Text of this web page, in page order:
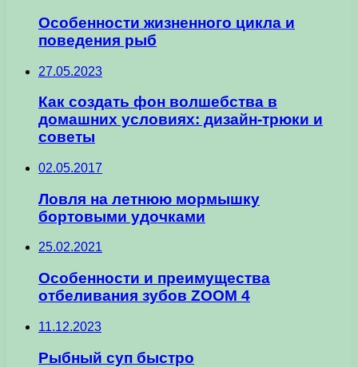
Особенности жизненного цикла и
поведения рыб
27.05.2023
Как создать фон волшебства в
домашних условиях: дизайн-трюки и
советы
02.05.2017
Ловля на летнюю мормышку
бортовыми удочками
25.02.2021
Особенности и преимущества
отбеливания зубов ZOOM 4
11.12.2023
Рыбный суп быстро